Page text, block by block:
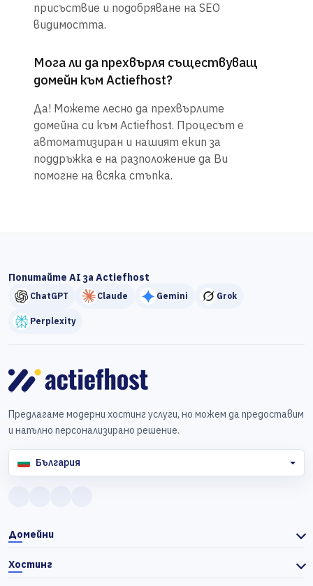
присъствие и подобряване на SEO
видимостта.
Мога ли да прехвърля съществуващ
домейн към Actiefhost?
Да! Можете лесно да прехвърлите
домейна си към Actiefhost. Процесът е
автоматизиран и нашият екип за
поддръжка е на разположение да Ви
помогне на всяка стъпка.
Попитайте AI за Actiefhost
ChatGPT Claude Gemini Grok
Perplexity
Предлагаме модерни хостинг услуги, но можем да предоставим
и напълно персонализирано решение.
България
Домейни
Хостинг